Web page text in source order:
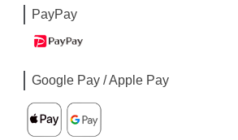
PayPay
Google Pay / Apple Pay